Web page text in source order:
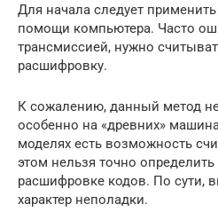
Для начала следует
помощи компьютера. Часто
трансмиссией, нужно
расшифровку.
К сожалению, данный метод
особенно на «древних»
моделях есть возможность
этом нельзя точно
расшифровке кодов. По сути,
характер неполадки.